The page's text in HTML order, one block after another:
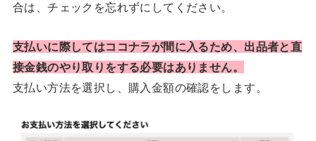
合は、チェックを忘れずにしてください。
支払いに際してはココナラが間に入るため、出品者と直
接金銭のやり取りをする必要はありません。
支払い方法を選択し、購入金額の確認をします。